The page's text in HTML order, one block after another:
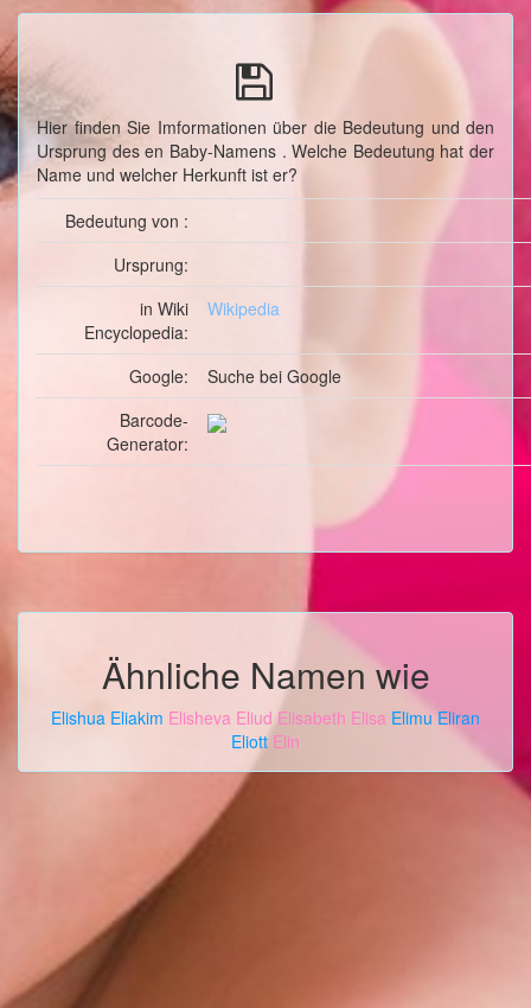
Hier finden Sie Imformationen über die Bedeutung und den
Ursprung des en Baby-Namens . Welche Bedeutung hat der
Name und welcher Herkunft ist er?
Bedeutung von :
Ursprung:
in Wiki
Encyclopedia:
Wikipedia
Google: Suche bei Google
Barcode-
Generator:
Ähnliche Namen wie
Elishua Eliakim Elisheva Eliud Elisabeth Elisa Elimu Eliran
Eliott Elin